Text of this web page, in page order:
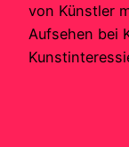
von Künstler
Aufsehen bei